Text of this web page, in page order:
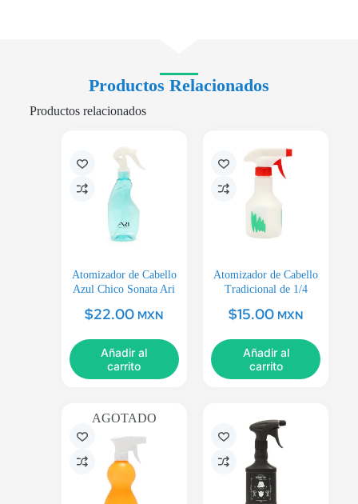
Productos Relacionados
Productos relacionados
Atomizador de Cabello
Azul Chico Sonata Ari
$22.00 MXN
Añadir al
carrito
Atomizador de Cabello
Tradicional de 1/4
$15.00 MXN
Añadir al
carrito
AGOTADO